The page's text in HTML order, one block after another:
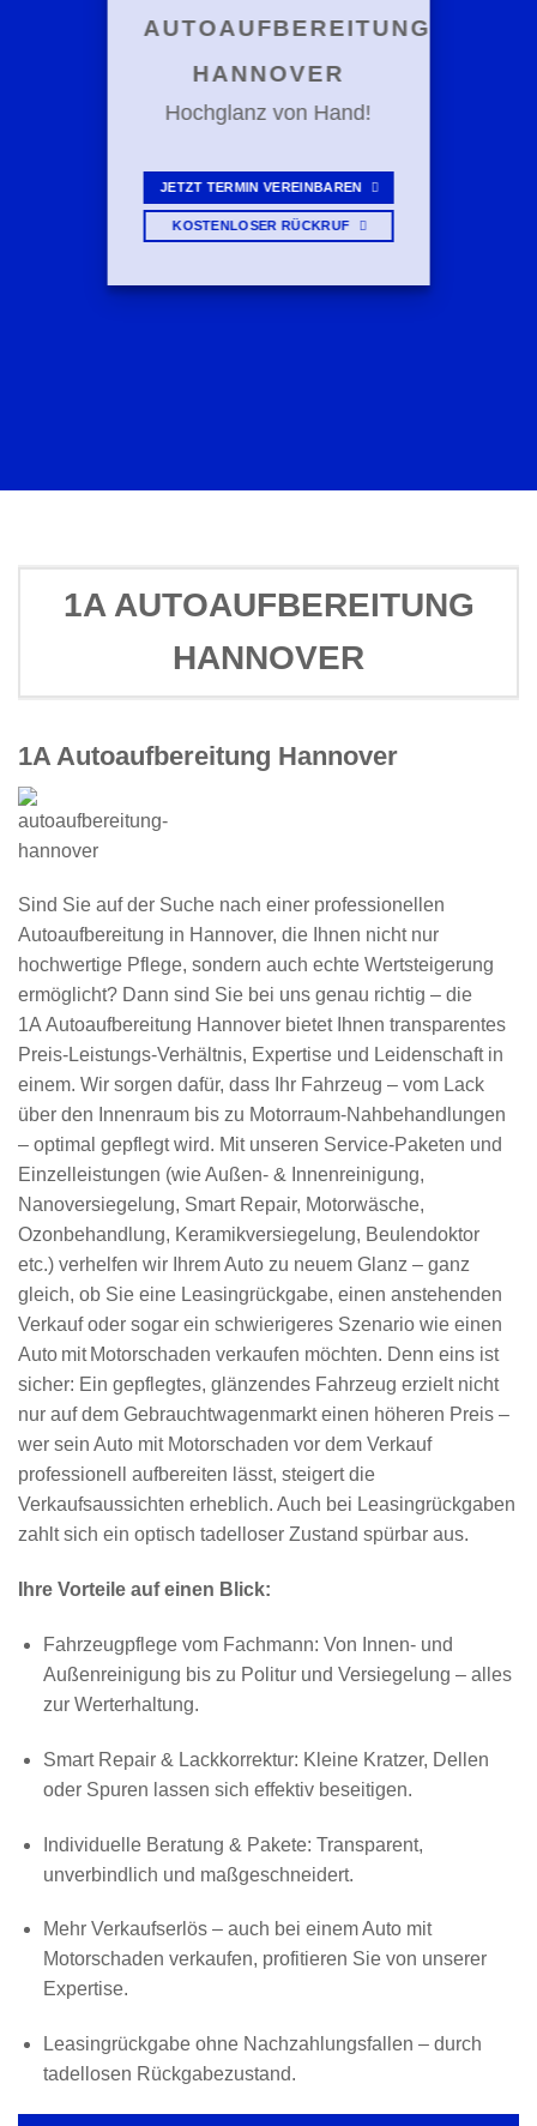
AUTOAUFBEREITUNG
HANNOVER
Hochglanz von Hand!
JETZT TERMIN VEREINBAREN
KOSTENLOSER RÜCKRUF
1A AUTOAUFBEREITUNG
HANNOVER
1A Autoaufbereitung Hannover
Sind Sie auf der Suche nach einer professionellen
Autoaufbereitung in Hannover, die Ihnen nicht nur
hochwertige Pflege, sondern auch echte Wertsteigerung
ermöglicht? Dann sind Sie bei uns genau richtig – die
1A Autoaufbereitung Hannover bietet Ihnen transparentes
Preis-Leistungs-Verhältnis, Expertise und Leidenschaft in
einem. Wir sorgen dafür, dass Ihr Fahrzeug – vom Lack
über den Innenraum bis zu Motorraum-Nahbehandlungen
– optimal gepflegt wird. Mit unseren Service-Paketen und
Einzelleistungen (wie Außen- & Innenreinigung,
Nanoversiegelung, Smart Repair, Motorwäsche,
Ozonbehandlung, Keramikversiegelung, Beulendoktor
etc.) verhelfen wir Ihrem Auto zu neuem Glanz – ganz
gleich, ob Sie eine Leasingrückgabe, einen anstehenden
Verkauf oder sogar ein schwierigeres Szenario wie einen
Auto mit Motorschaden verkaufen möchten. Denn eins ist
sicher: Ein gepflegtes, glänzendes Fahrzeug erzielt nicht
nur auf dem Gebrauchtwagenmarkt einen höheren Preis –
wer sein Auto mit Motorschaden vor dem Verkauf
professionell aufbereiten lässt, steigert die
Verkaufsaussichten erheblich. Auch bei Leasingrückgaben
zahlt sich ein optisch tadelloser Zustand spürbar aus.
Ihre Vorteile auf einen Blick:
Fahrzeugpflege vom Fachmann: Von Innen- und
Außenreinigung bis zu Politur und Versiegelung – alles
zur Werterhaltung.
Smart Repair & Lackkorrektur: Kleine Kratzer, Dellen
oder Spuren lassen sich effektiv beseitigen.
Individuelle Beratung & Pakete: Transparent,
unverbindlich und maßgeschneidert.
Mehr Verkaufserlös – auch bei einem Auto mit
Motorschaden verkaufen, profitieren Sie von unserer
Expertise.
Leasingrückgabe ohne Nachzahlungsfallen – durch
tadellosen Rückgabezustand.